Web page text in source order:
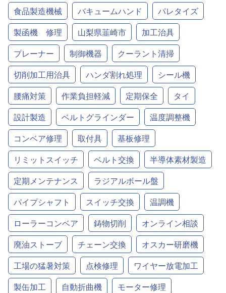
食品製造機械
バキュームハンド
パレタイズ
製函機 修理
山梨県韮崎市
加工治具
プレーナー
制御機器
クーラント清掃
切削加工用治具
ハンダ割れ処理
シール機
腰痛対策
作業負担軽減 定期保全
タイ
設計製造
ベルトグラインダー
温度調整機
コンベア修理
取付具
基板修理
リミットスイッチ
ベルト交換
半導体素材製造
定期メンテナンス
ラジアルボール盤
パイプシャフト
スイッチ交換
温調機
ローラーコンベア
鋳物切削
オンライン相談
廃油ストーブ
チェーン交換
オスカー研磨機
工場の猛暑対策
点検修理
ワイヤー放電加工
製缶加工
自動折曲機
モーター修理